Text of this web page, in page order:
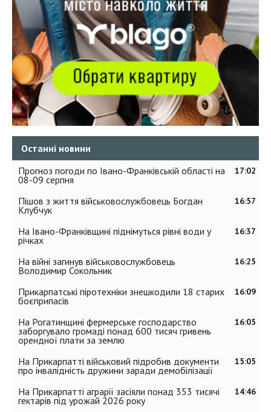
Останні новини
17:02
Прогноз погоди по Івано-Франківській області на
08-09 серпня
16:57
Пішов з життя військовослужбовець Богдан
Клубчук
16:37
На Івано-Франківщині піднімуться рівні води у
річках
16:25
На війні загинув військовослужбовець
Володимир Сокольник
16:09
Прикарпатські піротехніки знешкодили 18 старих
боєприпасів
16:05
На Рогатинщині фермерське господарство
заборгувало громаді понад 600 тисяч гривень
орендної плати за землю
15:05
На Прикарпатті військовий підробив документи
про інвалідність дружини заради демобілізації
14:46
На Прикарпатті аграрії засіяли понад 353 тисячі
гектарів під урожай 2026 року